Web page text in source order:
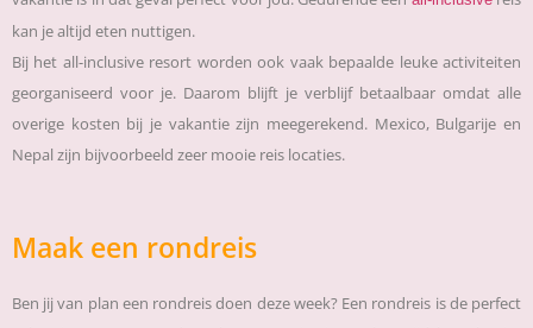
kan je altijd eten nuttigen.
Bij het all-inclusive resort worden ook vaak bepaalde leuke activiteiten
georganiseerd voor je. Daarom blijft je verblijf betaalbaar omdat alle
overige kosten bij je vakantie zijn meegerekend. Mexico, Bulgarije en
Nepal zijn bijvoorbeeld zeer mooie reis locaties.
Maak een rondreis
Ben jij van plan een rondreis doen deze week? Een rondreis is de perfect